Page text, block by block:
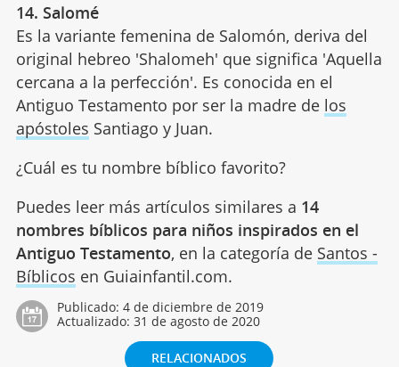
14. Salomé
Es la variante femenina de Salomón, deriva del
original hebreo 'Shalomeh' que significa 'Aquella
cercana a la perfección'. Es conocida en el
Antiguo Testamento por ser la madre de los
apóstoles Santiago y Juan.
¿Cuál es tu nombre bíblico favorito?
Puedes leer más artículos similares a 14
nombres bíblicos para niños inspirados en el
Antiguo Testamento, en la categoría de Santos -
Bíblicos en Guiainfantil.com.
Publicado: 4 de diciembre de 2019
Actualizado: 31 de agosto de 2020
RELACIONADOS